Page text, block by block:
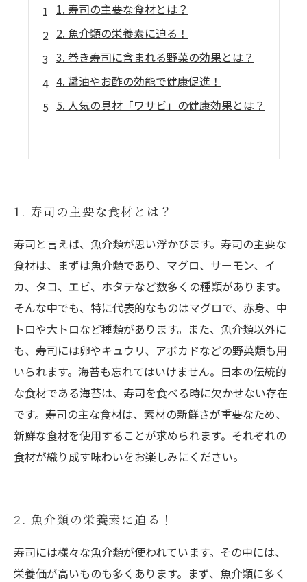
1. 寿司の主要な食材とは？
2. 魚介類の栄養素に迫る！
3. 巻き寿司に含まれる野菜の効果とは？
4. 醤油やお酢の効能で健康促進！
5. 人気の具材「ワサビ」の健康効果とは？
1. 寿司の主要な食材とは？
寿司と言えば、魚介類が思い浮かびます。寿司の主要な
食材は、まずは魚介類であり、マグロ、サーモン、イ
カ、タコ、エビ、ホタテなど数多くの種類があります。
そんな中でも、特に代表的なものはマグロで、赤身、中
トロや大トロなど種類があります。また、魚介類以外に
も、寿司には卵やキュウリ、アボカドなどの野菜類も用
いられます。海苔も忘れてはいけません。日本の伝統的
な食材である海苔は、寿司を食べる時に欠かせない存在
です。寿司の主な食材は、素材の新鮮さが重要なため、
新鮮な食材を使用することが求められます。それぞれの
食材が織り成す味わいをお楽しみにください。
2. 魚介類の栄養素に迫る！
寿司には様々な魚介類が使われています。その中には、
栄養価が高いものも多くあります。まず、魚介類に多く